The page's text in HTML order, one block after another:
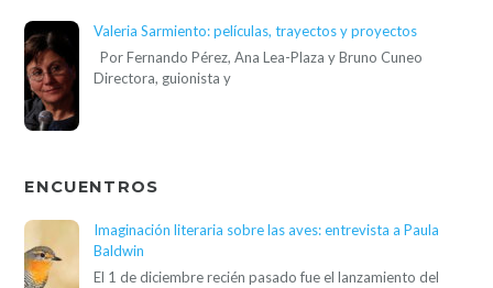
Valeria Sarmiento: películas, trayectos y proyectos
Por Fernando Pérez, Ana Lea-Plaza y Bruno Cuneo
Directora, guionista y
ENCUENTROS
Imaginación literaria sobre las aves: entrevista a Paula
Baldwin
El 1 de diciembre recién pasado fue el lanzamiento del